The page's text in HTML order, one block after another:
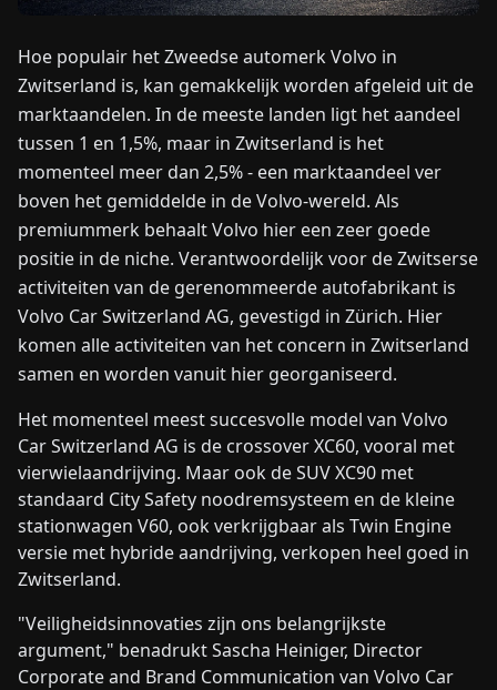
OVER
ONS
ESIT
NEEM
CONTACT
Hoe populair het Zweedse automerk Volvo in
Zwitserland is, kan gemakkelijk worden afgeleid uit de
marktaandelen. In de meeste landen ligt het aandeel
tussen 1 en 1,5%, maar in Zwitserland is het
momenteel meer dan 2,5% - een marktaandeel ver
boven het gemiddelde in de Volvo-wereld. Als
premiummerk behaalt Volvo hier een zeer goede
positie in de niche. Verantwoordelijk voor de Zwitserse
activiteiten van de gerenommeerde autofabrikant is
Volvo Car Switzerland AG, gevestigd in Zürich. Hier
komen alle activiteiten van het concern in Zwitserland
samen en worden vanuit hier georganiseerd.
Het momenteel meest succesvolle model van Volvo
Car Switzerland AG is de crossover XC60, vooral met
vierwielaandrijving. Maar ook de SUV XC90 met
standaard City Safety noodremsysteem en de kleine
stationwagen V60, ook verkrijgbaar als Twin Engine
versie met hybride aandrijving, verkopen heel goed in
Zwitserland.
"Veiligheidsinnovaties zijn ons belangrijkste
argument," benadrukt Sascha Heiniger, Director
Corporate and Brand Communication van Volvo Car